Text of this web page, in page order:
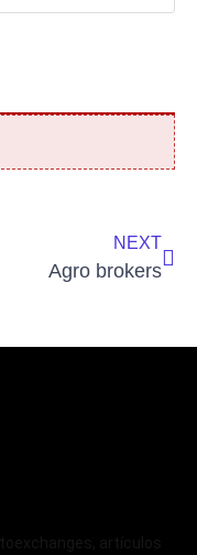
NEXT
Agro brokers